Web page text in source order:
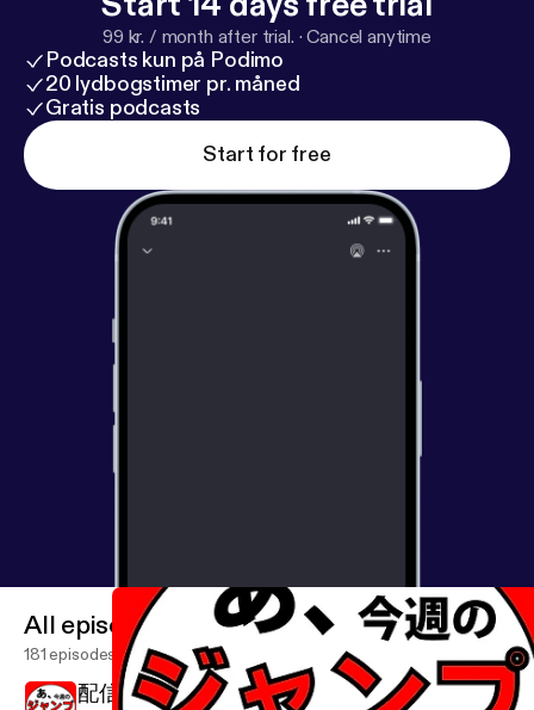
99 kr. / month after trial. ·Cancel anytime
Podcasts kun på Podimo
20 lydbogstimer pr. måned
Gratis podcasts
Start for free
All episodes
181 episodes
配信元変更のおしらせ